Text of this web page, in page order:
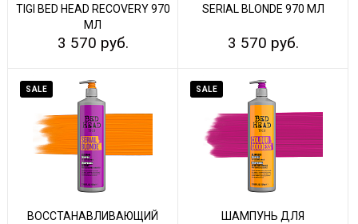
TIGI BED HEAD RECOVERY 970
МЛ
3 570 руб.
SERIAL BLONDE 970 МЛ
3 570 руб.
SALE
ВОССТАНАВЛИВАЮЩИЙ
SALE
ШАМПУНЬ ДЛЯ